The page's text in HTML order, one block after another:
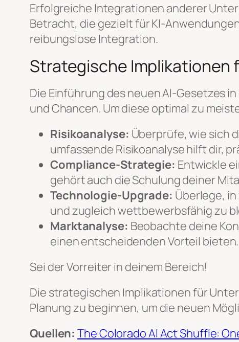
Erfolgreiche Integrationen anderer
Betracht, die gezielt für KI-
reibungslose Integration.
Strategische Implikationen
Die Einführung des neuen AI-Gesetzes
und Chancen. Um diese optimal zu
Risikoanalyse: Überprüfe, wie sich
umfassende Risikoanalyse hilft dir,
Compliance-Strategie: Entwickle
gehört auch die Schulung deiner
Technologie-Upgrade: Überlege,
und zugleich wettbewerbsfähig zu
Marktanalyse: Beobachte deine
einen entscheidenden Vorteil bieten.
Sei der Vorreiter in deinem Bereich!
Die strategischen Implikationen für
Planung zu beginnen, um die neuen
Quellen: The Colorado AI Act Shuffle: